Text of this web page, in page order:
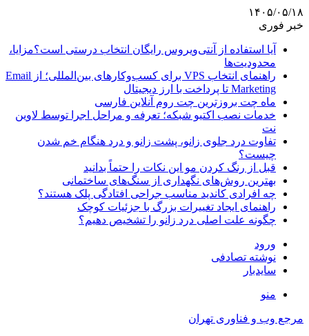
۱۴۰۵/۰۵/۱۸
خبر فوری
آیا استفاده از آنتی‌ویروس رایگان انتخاب درستی است؟مزایا،
محدودیت‌ها
راهنمای انتخاب VPS برای کسب‌وکارهای بین‌المللی؛ از Email
Marketing تا پرداخت با ارز دیجیتال
ماه چت بروزترین چت روم آنلاین فارسی
خدمات نصب اکتیو شبکه؛ تعرفه و مراحل اجرا توسط لاوین
نت
تفاوت درد جلوی زانو، پشت زانو و درد هنگام خم شدن
چیست؟
قبل از رنگ کردن مو این نکات را حتماً بدانید
بهترین روش‌های نگهداری از سنگ‌های ساختمانی
چه افرادی کاندید مناسب جراحی افتادگی پلک هستند؟
راهنمای ایجاد تغییرات بزرگ با جزئیات کوچک
چگونه علت اصلی درد زانو را تشخیص دهیم؟
ورود
نوشته تصادفی
سایدبار
منو
مرجع وب و فناوری تهران